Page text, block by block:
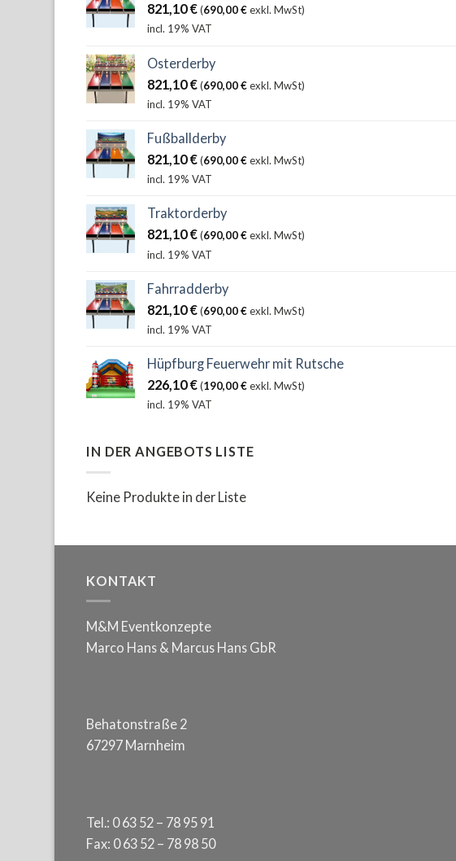
821,10€ (690,00€exkl. MwSt)
incl. 19% VAT
Osterderby
821,10€ (690,00€exkl. MwSt)
incl. 19% VAT
Fußballderby
821,10€ (690,00€exkl. MwSt)
incl. 19% VAT
Traktorderby
821,10€ (690,00€exkl. MwSt)
incl. 19% VAT
Fahrradderby
821,10€ (690,00€exkl. MwSt)
incl. 19% VAT
Hüpfburg Feuerwehr mit Rutsche
226,10€ (190,00€exkl. MwSt)
incl. 19% VAT
IN DER ANGEBOTS LISTE
Keine Produkte in der Liste
KONTAKT
M&M Eventkonzepte
Marco Hans & Marcus Hans GbR
Behatonstraße 2
67297 Marnheim
Tel.: 0 63 52 – 78 95 91
Fax: 0 63 52 – 78 98 50